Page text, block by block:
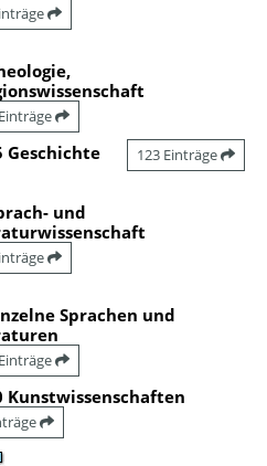
Geschichte 123 Einträge
und
Sprachen und
Kunstwissenschaften